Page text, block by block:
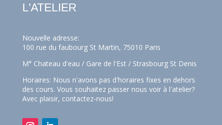
L'ATELIER
Nouvelle adresse:
100 rue du faubourg St Martin, 75010 Paris
M° Chateau d'eau / Gare de l'Est / Strasbourg St Denis
Horaires: Nous n'avons pas d'horaires fixes en dehors
des cours. Vous souhaitez passer nous voir à l'atelier?
Avec plaisir, contactez-nous!